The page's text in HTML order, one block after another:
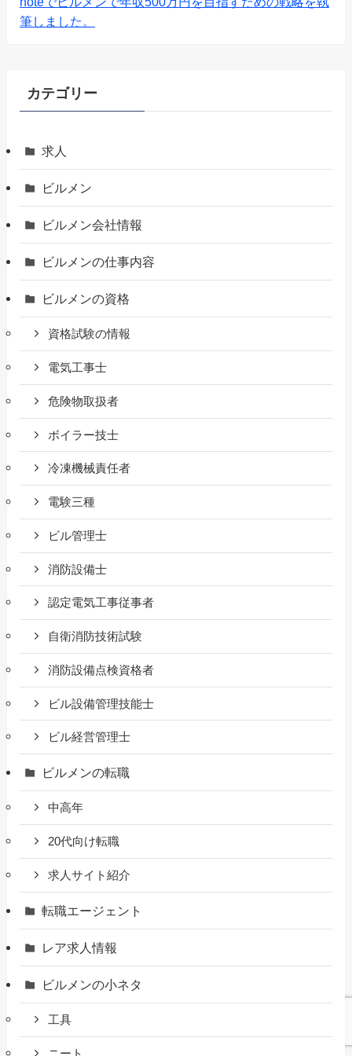
筆しました。
カテゴリー
求人
ビルメン
ビルメン会社情報
ビルメンの仕事内容
ビルメンの資格
資格試験の情報
電気工事士
危険物取扱者
ボイラー技士
冷凍機械責任者
電験三種
ビル管理士
消防設備士
認定電気工事従事者
自衛消防技術試験
消防設備点検資格者
ビル設備管理技能士
ビル経営管理士
ビルメンの転職
中高年
20代向け転職
求人サイト紹介
転職エージェント
レア求人情報
ビルメンの小ネタ
工具
ニート